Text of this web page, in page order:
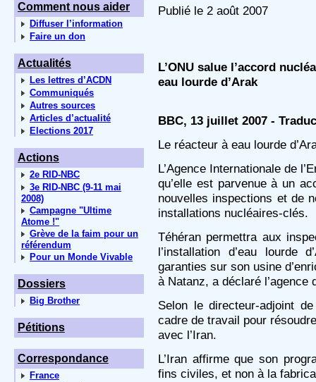
Comment nous aider
Diffuser l’information
Faire un don
Actualités
Les lettres d’ACDN
Communiqués
Autres sources
Articles d’actualité
Elections 2017
Actions
2e RID-NBC
3e RID-NBC (9-11 mai
2008)
Campagne "Ultime
Atome !"
Grève de la faim pour un
référendum
Pour un Monde Vivable
Dossiers
Big Brother
Pétitions
Correspondance
France
Publié le 2 août 2007
L’ONU salue l’accord
eau lourde d’Arak
BBC, 13 juillet 2007 -
Le réacteur à eau lourde
L’Agence Internationale de
qu’elle est parvenue à un
nouvelles inspections et de
installations nucléaires-clés.
Téhéran permettra aux
l’installation d’eau lourde
garanties sur son usine
à Natanz, a déclaré l’agence
Selon le directeur-adjoint
cadre de travail pour
avec l’Iran.
L’Iran affirme que son
fins civiles, et non à la